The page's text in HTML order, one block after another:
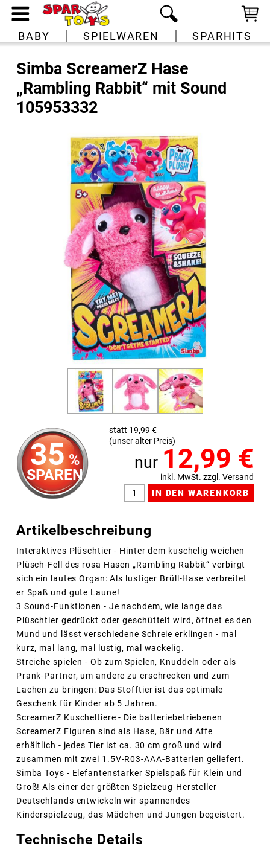
BABY SPIELWAREN SPARHITS
Simba ScreamerZ Hase
„Rambling Rabbit“ mit Sound
105953332
35 %
SPAREN
statt 19,99 €
(unser alter Preis)
nur 12,99 €
inkl. MwSt. zzgl. Versand
Artikelbeschreibung
Interaktives Plüschtier - Hinter dem kuschelig weichen
Plüsch-Fell des rosa Hasen „Rambling Rabbit“ verbirgt
sich ein lautes Organ: Als lustiger Brüll-Hase verbreitet
er Spaß und gute Laune!
3 Sound-Funktionen - Je nachdem, wie lange das
Plüschtier gedrückt oder geschüttelt wird, öffnet es den
Mund und lässt verschiedene Schreie erklingen - mal
kurz, mal lang, mal lustig, mal wackelig.
Streiche spielen - Ob zum Spielen, Knuddeln oder als
Prank-Partner, um andere zu erschrecken und zum
Lachen zu bringen: Das Stofftier ist das optimale
Geschenk für Kinder ab 5 Jahren.
ScreamerZ Kuscheltiere - Die batteriebetriebenen
ScreamerZ Figuren sind als Hase, Bär und Affe
erhältlich - jedes Tier ist ca. 30 cm groß und wird
zusammen mit zwei 1.5V-R03-AAA-Batterien geliefert.
Simba Toys - Elefantenstarker Spielspaß für Klein und
Groß! Als einer der größten Spielzeug-Hersteller
Deutschlands entwickeln wir spannendes
Kinderspielzeug, das Mädchen und Jungen begeistert.
Technische Details